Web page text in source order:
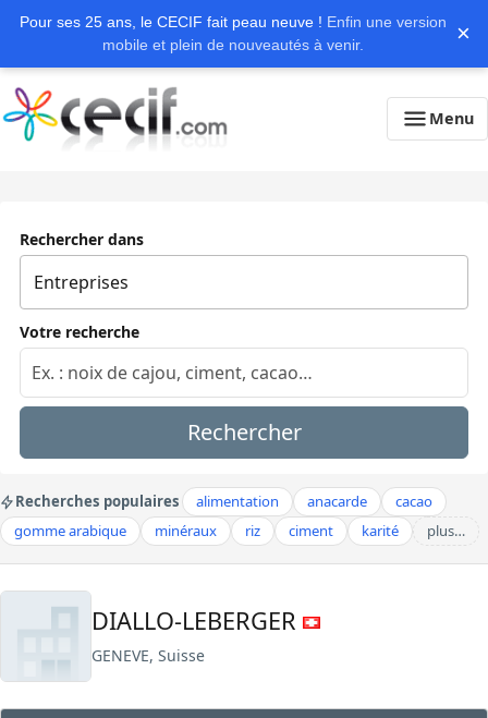
Pour ses 25 ans, le CECIF fait peau neuve ! Enfin une version
mobile et plein de nouveautés à venir.
×
Menu
Rechercher dans
Votre recherche
Rechercher
Recherches populaires alimentation anacarde
cacao
gomme arabique
minéraux riz ciment karité plus…
DIALLO-LEBERGER
GENEVE, Suisse